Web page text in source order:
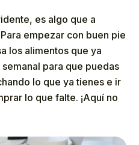
es algo que a
empezar con buen pie
los alimentos que ya
para que puedas
lo que ya tienes e ir
lo que falte. ¡Aquí no